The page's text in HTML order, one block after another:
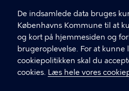
De indsamlede data bruges
Københavns Kommune til at
og kort på hjemmesiden og
brugeroplevelse. For at kunne
cookiepolitikken skal du
cookies. Læs hele vores
fFind andre kontakter her
CVR-nummer64942212
GENVEJE